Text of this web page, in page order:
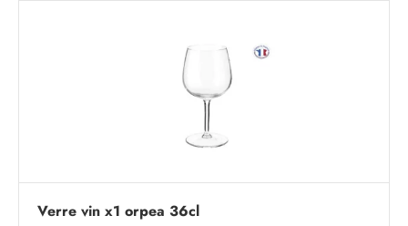
Verre vin x1 orpea 36cl